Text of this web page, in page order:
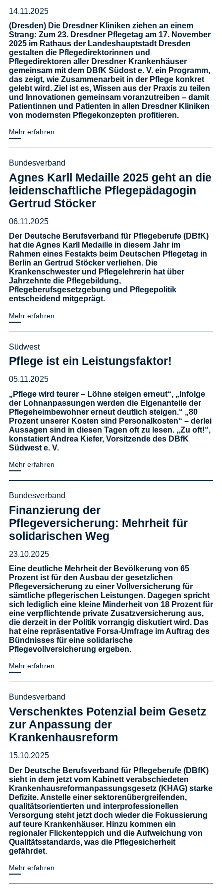
14.11.2025
(Dresden) Die Dresdner Kliniken ziehen an einem
Strang: Zum 23. Dresdner Pflegetag am 17. November
2025 im Rathaus der Landeshauptstadt Dresden
gestalten die Pflegedirektorinnen und
Pflegedirektoren aller Dresdner Krankenhäuser
gemeinsam mit dem DBfK Südost e. V. ein Programm,
das zeigt, wie Zusammenarbeit in der Pflege konkret
gelebt wird. Ziel ist es, Wissen aus der Praxis zu teilen
und Innovationen gemeinsam voranzutreiben – damit
Patientinnen und Patienten in allen Dresdner Kliniken
von modernsten Pflegekonzepten profitieren.
Mehr erfahren
Bundesverband
Agnes Karll Medaille 2025 geht an die
leidenschaftliche Pflegepädagogin
Gertrud Stöcker
06.11.2025
Der Deutsche Berufsverband für Pflegeberufe (DBfK)
hat die Agnes Karll Medaille in diesem Jahr im
Rahmen eines Festakts beim Deutschen Pflegetag in
Berlin an Gertrud Stöcker verliehen. Die
Krankenschwester und Pflegelehrerin hat über
Jahrzehnte die Pflegebildung,
Pflegeberufsgesetzgebung und Pflegepolitik
entscheidend mitgeprägt.
Mehr erfahren
Südwest
Pflege ist ein Leistungsfaktor!
05.11.2025
„Pflege wird teurer – Löhne steigen erneut“, „Infolge
der Lohnanpassungen werden die Eigenanteile der
Pflegeheimbewohner erneut deutlich steigen.“ „80
Prozent unserer Kosten sind Personalkosten“ – derlei
Aussagen sind in diesen Tagen oft zu lesen. „Zu oft!“,
konstatiert Andrea Kiefer, Vorsitzende des DBfK
Südwest e. V.
Mehr erfahren
Bundesverband
Finanzierung der
Pflegeversicherung: Mehrheit für
solidarischen Weg
23.10.2025
Eine deutliche Mehrheit der Bevölkerung von 65
Prozent ist für den Ausbau der gesetzlichen
Pflegeversicherung zu einer Vollversicherung für
sämtliche pflegerischen Leistungen. Dagegen spricht
sich lediglich eine kleine Minderheit von 18 Prozent für
eine verpflichtende private Zusatzversicherung aus,
die derzeit in der Politik vorrangig diskutiert wird. Das
hat eine repräsentative Forsa-Umfrage im Auftrag des
Bündnisses für eine solidarische
Pflegevollversicherung ergeben.
Mehr erfahren
Bundesverband
Verschenktes Potenzial beim Gesetz
zur Anpassung der
Krankenhausreform
15.10.2025
Der Deutsche Berufsverband für Pflegeberufe (DBfK)
sieht in dem jetzt vom Kabinett verabschiedeten
Krankenhausreformanpassungsgesetz (KHAG) starke
Defizite. Anstelle einer sektorenübergreifenden,
qualitätsorientierten und interprofessionellen
Versorgung steht jetzt doch wieder die Fokussierung
auf teure Krankenhäuser. Hinzu kommen ein
regionaler Flickenteppich und die Aufweichung von
Qualitätsstandards, was die Pflegesicherheit
gefährdet.
Mehr erfahren